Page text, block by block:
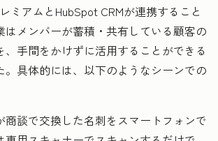
ミアムとHubSpot CRMが連携すること
はメンバーが蓄積・共有している顧客の
、手間をかけずに活用することができる
。具体的には、以下のようなシーンでの
商談で交換した名刺をスマートフォンで